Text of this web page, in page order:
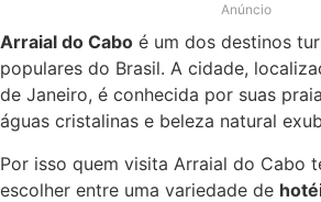
Anúncio
Arraial do Cabo é um dos destinos
populares do Brasil. A cidade,
de Janeiro, é conhecida por suas
águas cristalinas e beleza natural
Por isso quem visita Arraial do Cabo
escolher entre uma variedade de